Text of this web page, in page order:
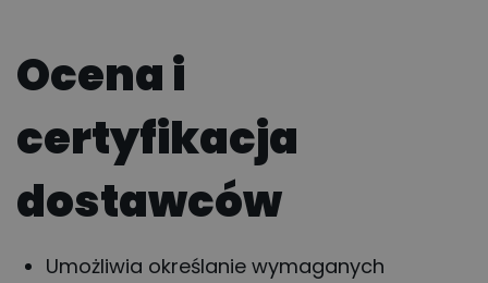
Ocena i
certyfikacja
dostawców
Umożliwia określanie wymaganych